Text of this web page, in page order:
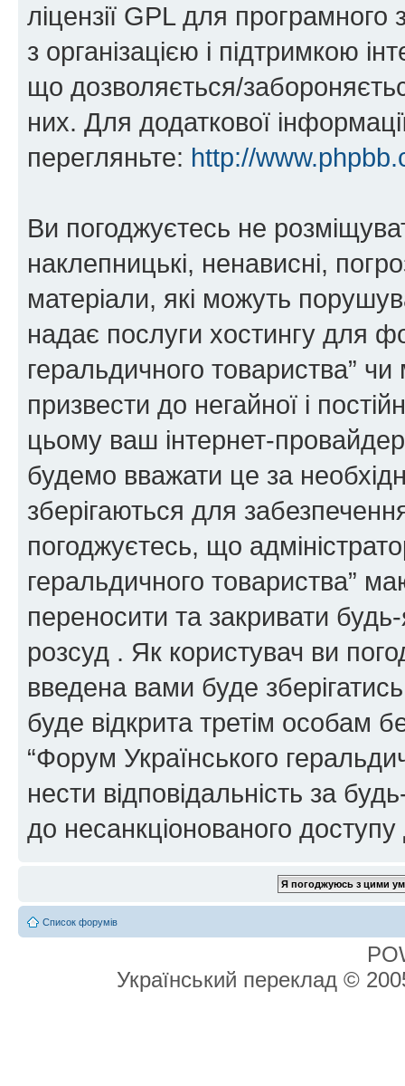
ліцензії GPL для
з організацією і підтримкою
що дозволяється/
них. Для додаткової
перегляньте: http://
Ви погоджуєтесь не
наклепницькі, ненависні,
матеріали, які можуть
надає послуги хостингу для
геральдичного товариства”
призвести до негайної і
цьому ваш інтернет-
будемо вважати це за
зберігаються для
погоджуєтесь, що
геральдичного товариства”
переносити та закривати
розсуд . Як користувач ви
введена вами буде
буде відкрита третім особам
“Форум Українського
нести відповідальність за
до несанкціонованого доступу
Список форумів
Український переклад ©